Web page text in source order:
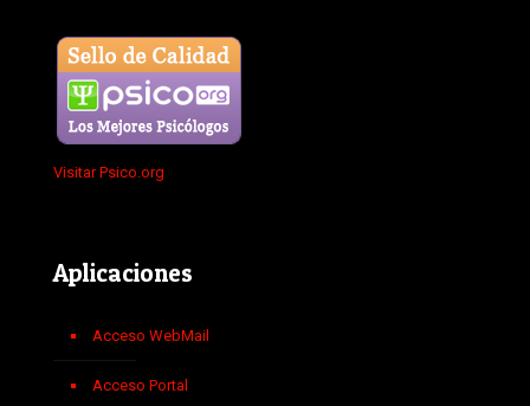
Visitar Psico.org
Aplicaciones
Acceso WebMail
Acceso Portal